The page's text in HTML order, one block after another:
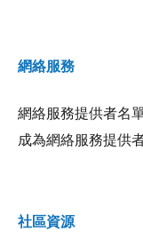
網絡服務
網絡服務提供者名
成為網絡服務提供
社區資源